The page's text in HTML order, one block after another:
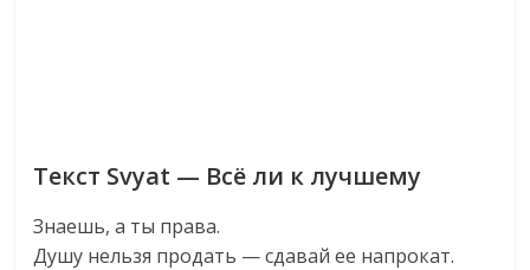
Текст Svyat — Всё ли к лучшему
Знаешь, а ты права.
Душу нельзя продать — сдавай ее напрокат.